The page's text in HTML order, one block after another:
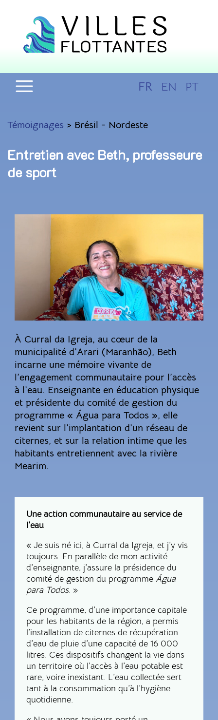
FR EN PT
Témoignages > Brésil - Nordeste
Entretien avec Beth, professeure
de sport
À Curral da Igreja, au cœur de la
municipalité d’Arari (Maranhão), Beth
incarne une mémoire vivante de
l’engagement communautaire pour l’accès
à l’eau. Enseignante en éducation physique
et présidente du comité de gestion du
programme « Água para Todos », elle
revient sur l’implantation d’un réseau de
citernes, et sur la relation intime que les
habitants entretiennent avec la rivière
Mearim.
Une action communautaire au service de
l’eau
« Je suis né ici, à Curral da Igreja, et j’y vis
toujours. En parallèle de mon activité
d’enseignante, j’assure la présidence du
comité de gestion du programme Água
para Todos. »
Ce programme, d’une importance capitale
pour les habitants de la région, a permis
l’installation de citernes de récupération
d’eau de pluie d’une capacité de 16 000
litres. Ces dispositifs changent la vie dans
un territoire où l’accès à l’eau potable est
rare, voire inexistant. L’eau collectée sert
tant à la consommation qu’à l’hygiène
quotidienne.